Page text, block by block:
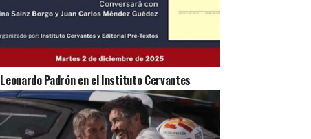
Leonardo Padrón en el Instituto Cervantes